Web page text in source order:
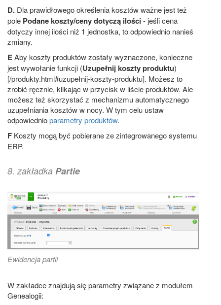
D. Dla prawidłowego określenia kosztów ważne jest też
pole Podane koszty/ceny dotyczą ilości- jeśli cena
dotyczy innej ilości niż 1 jednostka, to odpowiednio nanieś
zmiany.
EAby koszty produktów zostały wyznaczone, konieczne
jest wywołanie funkcji (Uzupełnij koszty produktu)
[/produkty.html#uzupełnij-koszty-produktu]. Możesz to
zrobić ręcznie, klikając w przycisk w liście produktów. Ale
możesz też skorzystać z mechanizmu automatycznego
uzupełniania kosztów w nocy. W tym celu ustaw
odpowiednioparametry produktów.
F Koszty mogą być pobierane ze zintegrowanego systemu
ERP.
8. zakładka Partie
Ewidencja partii
W zakładce znajdują się parametry związane z modułem
Genealogii: